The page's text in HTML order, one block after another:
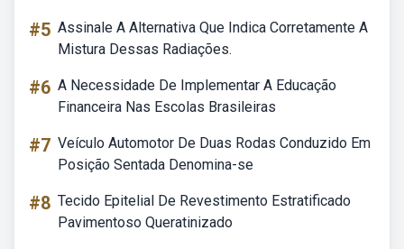
#5 Assinale A Alternativa Que Indica Corretamente A
Mistura Dessas Radiações.
#6 A Necessidade De Implementar A Educação
Financeira Nas Escolas Brasileiras
#7 Veículo Automotor De Duas Rodas Conduzido Em
Posição Sentada Denomina-se
#8 Tecido Epitelial De Revestimento Estratificado
Pavimentoso Queratinizado